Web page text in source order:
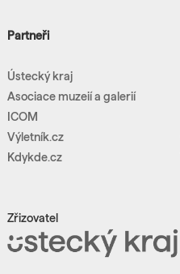
Partneři
Ústecký kraj
Asociace muzeií a galerií
ICOM
Výletník.cz
Kdykde.cz
Zřizovatel